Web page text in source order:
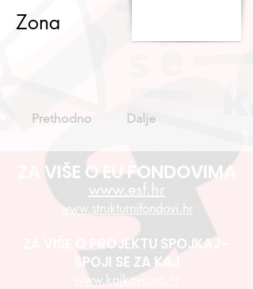
Zona
Prethodno Dalje
ZA VIŠE O EU FONDOVIMA
www.esf.hr
www.strukturnifondovi.hr
ZA VIŠE O PROJEKTU SPOJKAJ -
SPOJI SE ZA KAJ
www.kajkaviana.hr